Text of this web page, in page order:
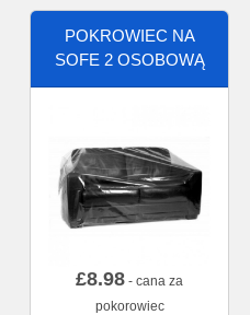
POKROWIEC NA
SOFE 2 OSOBOWĄ
£8.98 - cana za
pokorowiec